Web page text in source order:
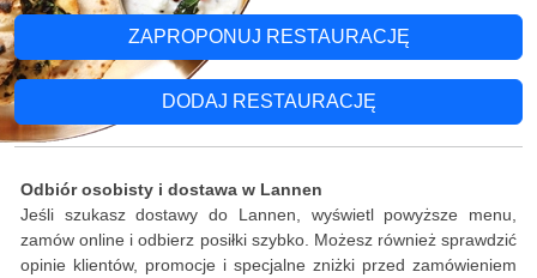
ZAPROPONUJ RESTAURACJĘ
DODAJ RESTAURACJĘ
Odbiór osobisty i dostawa w Lannen
Jeśli szukasz dostawy do Lannen, wyświetl powyższe menu,
zamów online i odbierz posiłki szybko. Możesz również sprawdzić
opinie klientów, promocje i specjalne zniżki przed zamówieniem